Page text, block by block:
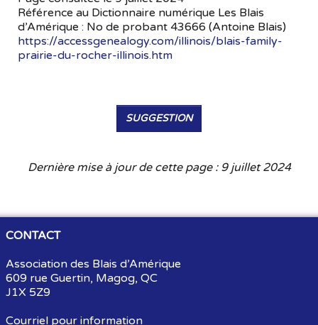
Référence au Dictionnaire numérique Les Blais
d’Amérique : No de probant 43666 (Antoine Blais)
https://accessgenealogy.com/illinois/blais-family-
prairie-du-rocher-illinois.htm
SUGGESTION
Dernière mise à jour de cette page : 9 juillet 2024
CONTACT
Association des Blais d’Amérique
609 rue Guertin, Magog, QC
J1X 5Z9
Courriel pour information